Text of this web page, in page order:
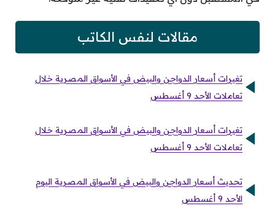
مقالات لنفس الكاتب
تغيرات أسعار الدواجن والبيض في الأسواق المصرية خلال
تعاملات الأحد 9 أغسطس
تغيرات أسعار الدواجن والبيض في الأسواق المصرية خلال
تعاملات الأحد 9 أغسطس
تحديث أسعار الدواجن والبيض في الأسواق المصرية اليوم
الأحد 9 أغسطس